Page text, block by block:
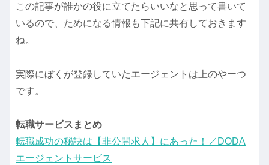
この記事が誰かの役に立てたらいいなと思って書いて
いるので、ためになる情報も下記に共有しておきます
ね。
実際にぼくが登録していたエージェントは上のやーつ
です。
転職サービスまとめ
転職成功の秘訣は【非公開求人】にあった！／DODA
エージェントサービス